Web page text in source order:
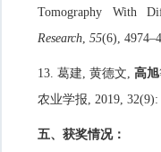
Tomography With
Research,55(6), 4974
13.葛建, 黄德文,高旭
农业学报, 2019, 32(9):
五、获奖情况：